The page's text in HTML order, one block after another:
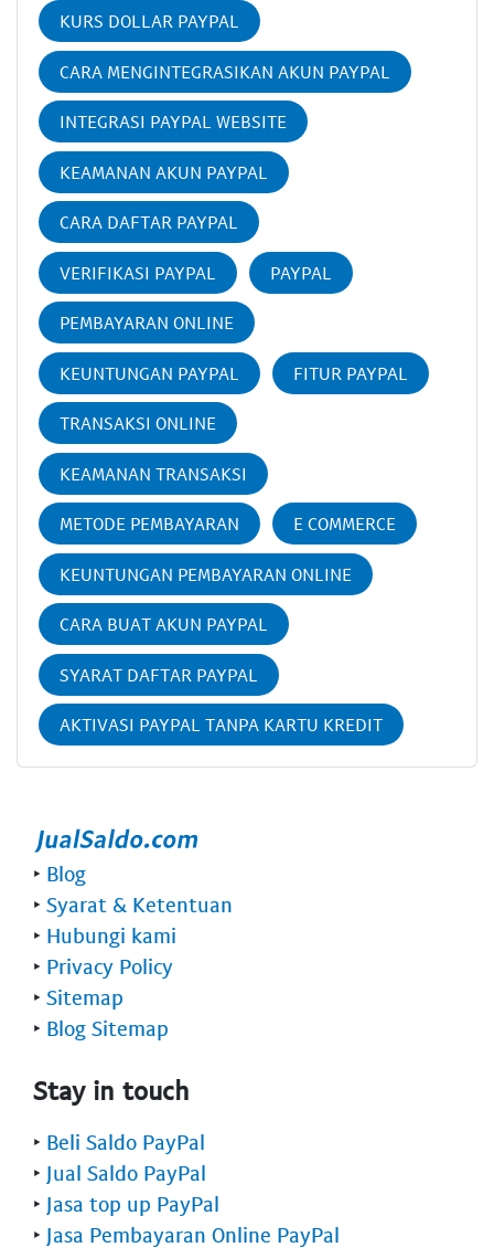
KURS DOLLAR PAYPAL
CARA MENGINTEGRASIKAN AKUN PAYPAL
INTEGRASI PAYPAL WEBSITE
KEAMANAN AKUN PAYPAL
CARA DAFTAR PAYPAL
VERIFIKASI PAYPAL PAYPAL
PEMBAYARAN ONLINE
KEUNTUNGAN PAYPAL FITUR PAYPAL
TRANSAKSI ONLINE
KEAMANAN TRANSAKSI
METODE PEMBAYARAN E COMMERCE
KEUNTUNGAN PEMBAYARAN ONLINE
CARA BUAT AKUN PAYPAL
SYARAT DAFTAR PAYPAL
AKTIVASI PAYPAL TANPA KARTU KREDIT
‣ Blog
‣ Syarat & Ketentuan
‣ Hubungi kami
‣ Privacy Policy
‣ Sitemap
‣ Blog Sitemap
Stay in touch
‣ Beli Saldo PayPal
‣ Jual Saldo PayPal
‣ Jasa top up PayPal
‣ Jasa Pembayaran Online PayPal